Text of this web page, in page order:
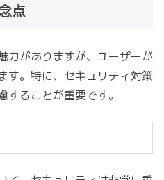
点
がありますが、ユーザーが
す。特に、セキュリティ対策
することが重要です。